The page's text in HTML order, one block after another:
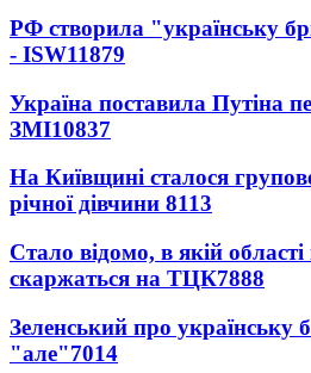
РФ створила "українську
- ISW11879
Україна поставила Путіна
ЗМІ10837
На Київщині сталося
річної дівчини 8113
Стало відомо, в якій
скаржаться на ТЦК7888
Зеленський про українську
"але"7014